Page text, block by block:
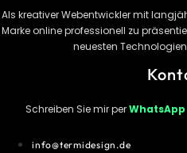
Als kreativer Webentwickler mit
Marke online professionell zu
neuesten
Schreiben Sie mir perWhatsApp
info@termidesign.de